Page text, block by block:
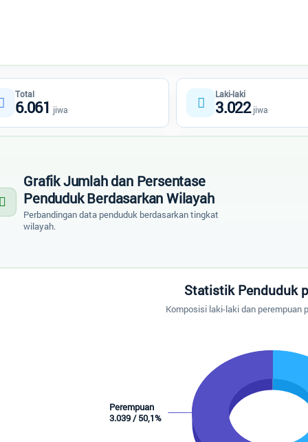
Total
6.061 jiwa
Laki-laki
3.022 jiwa
Grafik Jumlah dan Persentase
Penduduk Berdasarkan Wilayah
Perbandingan data penduduk berdasarkan tingkat
wilayah.
Statistik Penduduk
Komposisi laki-laki dan perempuan
Perempuan
3.039 / 50,1%